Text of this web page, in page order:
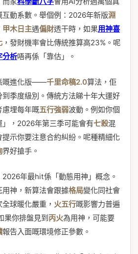
動系數。舉個例：2026年新版淵
甲木日主遇偏財透干時，如果用神喜
，發財機率會比傳統推算高23%。呢
分析唔再係「靠估」。
嘅進化版——千里命稿2.0算法，佢
到季度級別。傳統方法睇十年大運好
慮埋每年嘅五行強弱波動。例如你個
」，2026年第三季可能會有七殺混
示你要注意合約糾紛。呢種精細化
界好搶手。
2026年最hit係「動態用神」概念。
神，新算法會跟據格局變化同社會
球暖化嚴重， 火五行嘅影響力普遍
果你排盤見到丙火為用神，可能要
報告入面嘅環境修正參數。